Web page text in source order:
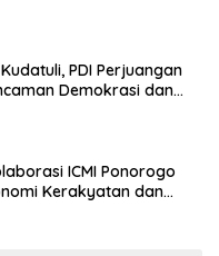
PDI Perjuangan
Demokrasi dan
ICMI Ponorogo
Kerakyatan dan